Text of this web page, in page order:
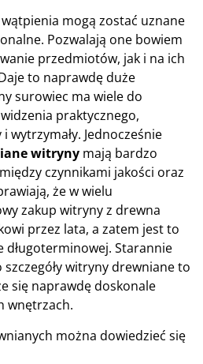
mogą zostać uznane
Pozwalają one bowiem
przedmiotów, jak i na ich
to naprawdę duże
surowiec ma wiele do
praktycznego,
wytrzymały. Jednocześnie
witryny mają bardzo
czynnikami jakości oraz
że w wielu
zakup witryny z drewna
przez lata, a zatem jest to
długoterminowej. Starannie
szczegóły witryny drewniane to
się naprawdę doskonale
wnętrzach.
można dowiedzieć się